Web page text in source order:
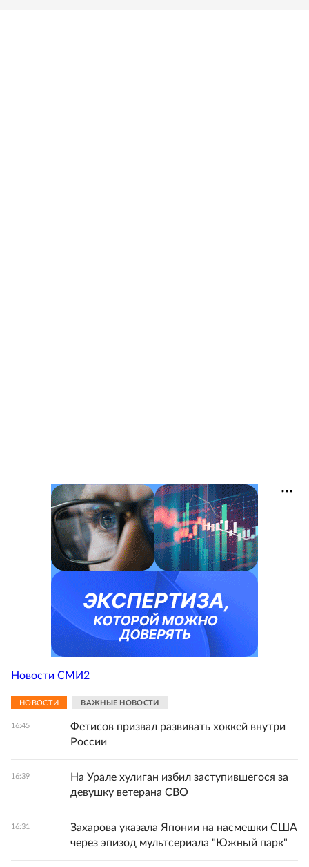
Новости СМИ2
НОВОСТИ ВАЖНЫЕ НОВОСТИ
16:45
Фетисов призвал развивать хоккей внутри
России
16:39
На Урале хулиган избил заступившегося за
девушку ветерана СВО
16:31
Захарова указала Японии на насмешки США
через эпизод мультсериала "Южный парк"